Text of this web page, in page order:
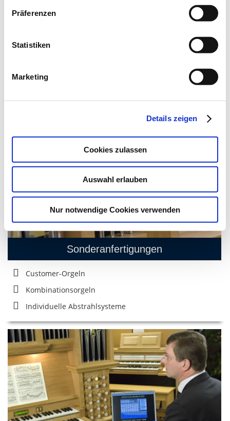
Präferenzen
Statistiken
Marketing
Details zeigen
Cookies zulassen
Auswahl erlauben
Nur notwendige Cookies verwenden
Sonderanfertigungen
Customer-Orgeln
Kombinationsorgeln
Individuelle Abstrahlsysteme